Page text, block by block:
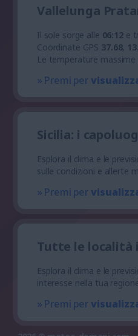
Vallelunga
Il sole sorge alle 06:12e
Coordinate GPS 37.68,
Le temperature massime
» Premi per
Sicilia: i
Esplora il clima e le
sulle condizioni e allerte
» Premi per
Tutte le località
Esplora il clima e le
interesse nella tua
» Premi per